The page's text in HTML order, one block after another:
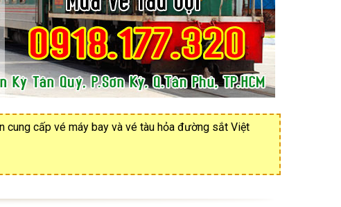
cung cấp vé máy bay và vé tàu hỏa đường sắt Việt